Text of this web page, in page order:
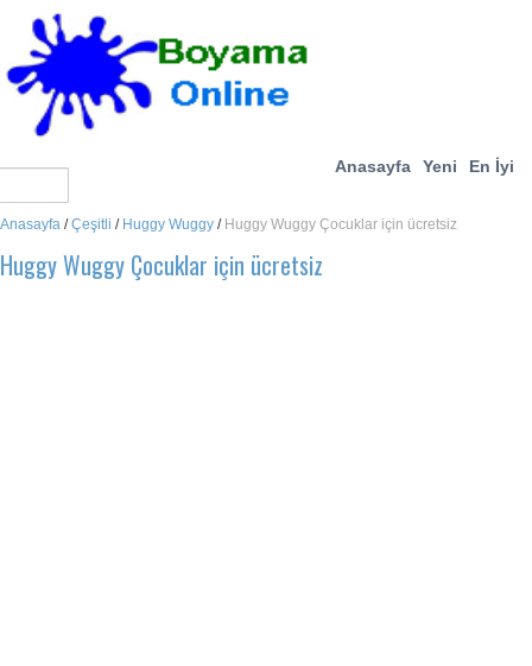
Anasayfa Yeni En İyi
Anasayfa /Çeşitli / Huggy Wuggy / Huggy Wuggy Çocuklar için ücretsiz
Huggy Wuggy Çocuklar için ücretsiz